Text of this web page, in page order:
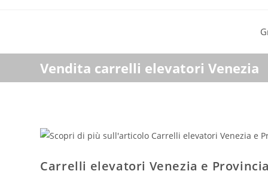
Vendita carrelli elevatori Venezia
Carrelli elevatori Venezia e Provincia